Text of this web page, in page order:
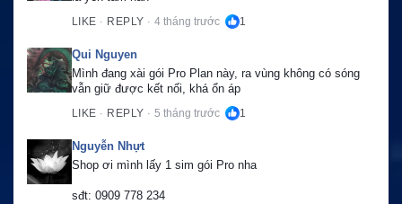
LIKE · REPLY · 4 tháng trước 1
Qui Nguyen
Mình đang xài gói Pro Plan này, ra vùng không có sóng
vẫn giữ được kết nối, khá ổn áp
LIKE · REPLY · 5 tháng trước 1
Nguyễn Nhựt
Shop ơi mình lấy 1 sim gói Pro nha
sđt: 0909 778 234